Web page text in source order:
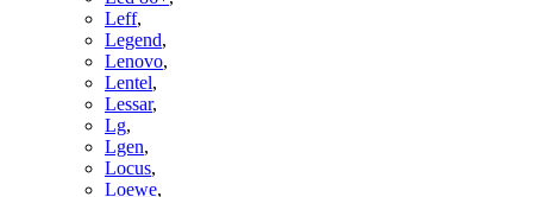
Leff,
Legend,
Lenovo,
Lentel,
Lessar,
Lg,
Lgen,
Locus,
Loewe,